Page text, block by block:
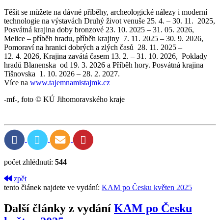
Těšit se můžete na dávné příběhy, archeologické nálezy i moderní
technologie na výstavách Druhý život venuše 25. 4. – 30. 11. 2025,
Posvátná krajina doby bronzové 23. 10. 2025 – 31. 05. 2026,
Melice – příběh hradu, příběh krajiny 7. 11. 2025 – 30. 9. 2026,
Pomoraví na hranici dobrých a zlých časů 28. 11. 2025 –
12. 4. 2026, Krajina zavátá časem 13. 2. – 31. 10. 2026, Poklady
hradů Blanenska od 19. 3. 2026 a Příběh hory. Posvátná krajina
Tišnovska 1. 10. 2026 – 28. 2. 2027.
Více na www.tajemnamistajmk.cz
-mf-, foto © KÚ Jihomoravského kraje
počet zhlédnutí: 544
zpět
tento článek najdete ve vydání: KAM po Česku květen 2025
Další články z vydání KAM po Česku